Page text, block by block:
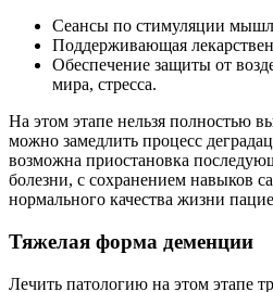
Сеансы по стимуляции
Поддерживающая
Обеспечение защиты от
мира, стресса.
На этом этапе нельзя полностью
можно замедлить процесс
возможна приостановка
болезни, с сохранением навыков
нормального качества жизни
Тяжелая форма деменции
Лечить патологию на этом этапе